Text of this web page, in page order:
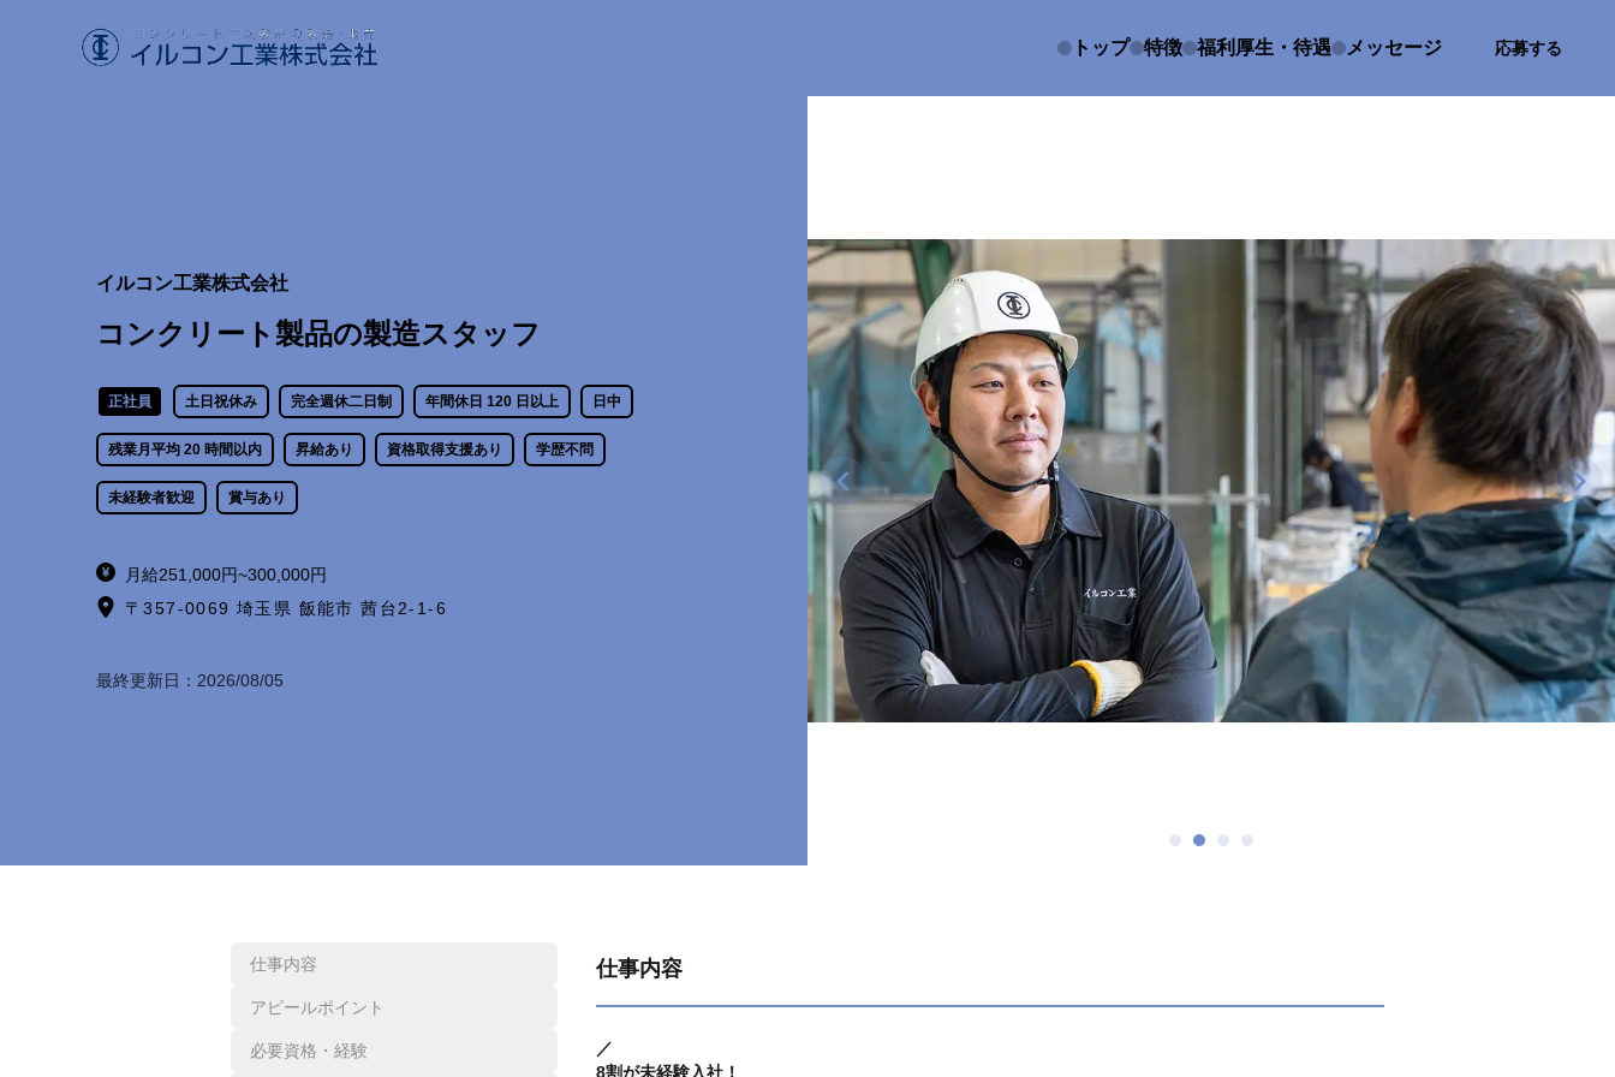
トップ 特徴 福利厚生・待遇 メッセージ 応募する
イルコン工業株式会社
コンクリート製品の製造スタッフ
正社員 土日祝休み 完全週休二日制 年間休日 120 日以上 日中
残業月平均 20 時間以内 昇給あり 資格取得支援あり 学歴不問
未経験者歓迎 賞与あり
月給251,000円~300,000円
〒357-0069 埼玉県 飯能市 茜台2-1-6
最終更新日： 2026/08/05
仕事内容
アピールポイント
必要資格・経験
仕事内容
／
8割が未経験入社！